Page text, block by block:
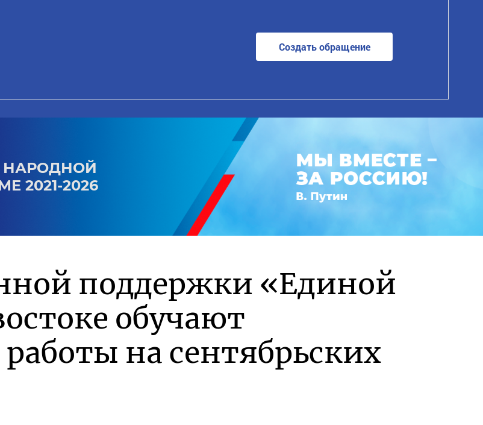
Создать обращение
НАРОДНОЙ
2021-2026
поддержки «Единой
обучают
на сентябрьских